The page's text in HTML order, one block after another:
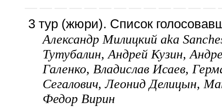
3 тур (жюри). Список
Александр Милицкий aka
Тутубалин, Андрей Кузин,
Галенко, Владислав Исаев,
Сегалович, Леонид Делицын,
Федор Вирин